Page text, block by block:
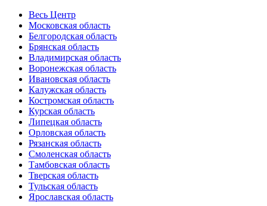
Весь Центр
Московская область
Белгородская область
Брянская область
Владимирская область
Воронежская область
Ивановская область
Калужская область
Костромская область
Курская область
Липецкая область
Орловская область
Рязанская область
Смоленская область
Тамбовская область
Тверская область
Тульская область
Ярославская область